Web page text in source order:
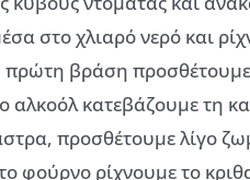
στο χλιαρό νερό και
βράση
αλκοόλ κατεβάζουμε τη
προσθέτουμε λίγο
φούρνο ρίχνουμε το